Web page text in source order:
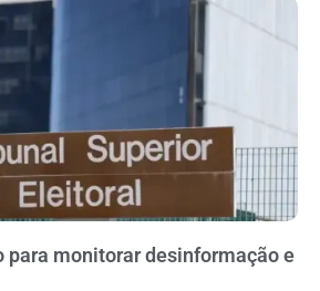
para monitorar desinformação e